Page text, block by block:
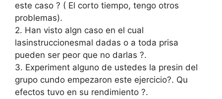
este caso ? ( El corto tiempo, tengo otros
problemas).
2. Han visto algn caso en el cual
lasinstruccionesmal dadas o a toda prisa
pueden ser peor que no darlas ?.
3. Experiment alguno de ustedes la presin del
grupo cundo empezaron este ejercicio?. Qu
efectos tuvo en su rendimiento ?.